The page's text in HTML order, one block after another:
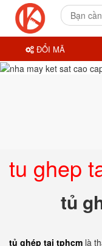
tu ghep
tủ
tủ ghép tại tphcm là
ĐỔI MÃ